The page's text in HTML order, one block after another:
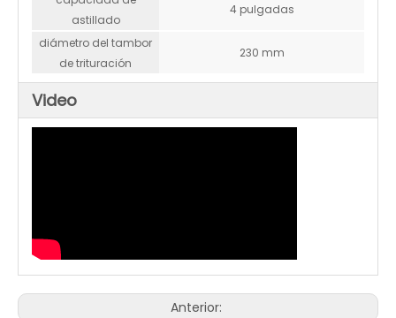
astillado
4 pulgadas
diámetro del tambor
de trituración
230 mm
Video
Anterior: